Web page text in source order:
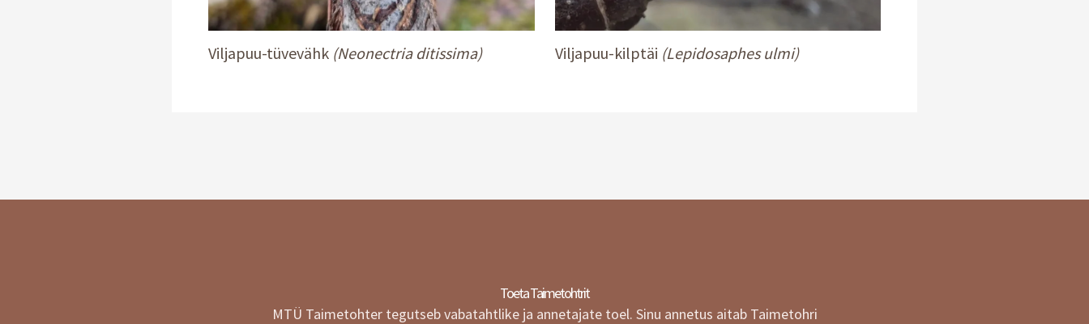
Viljapuu-tüvevähk (Neonectria ditissima) Viljapuu-kilptäi (Lepidosaphes ulmi)
Toeta Taimetohtrit
MTÜ Taimetohter tegutseb vabatahtlike ja annetajate toel. Sinu annetus aitab Taimetohri